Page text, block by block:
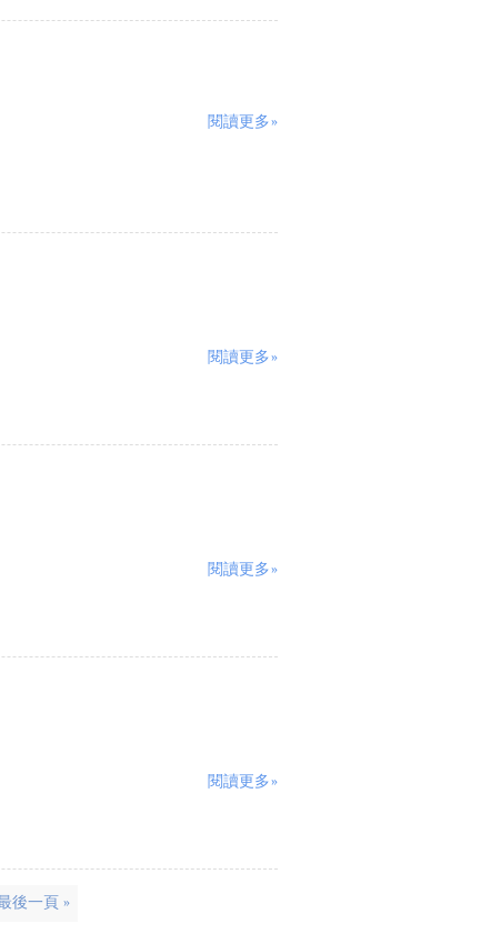
閱讀更多»
閱讀更多»
閱讀更多»
閱讀更多»
後一頁 »